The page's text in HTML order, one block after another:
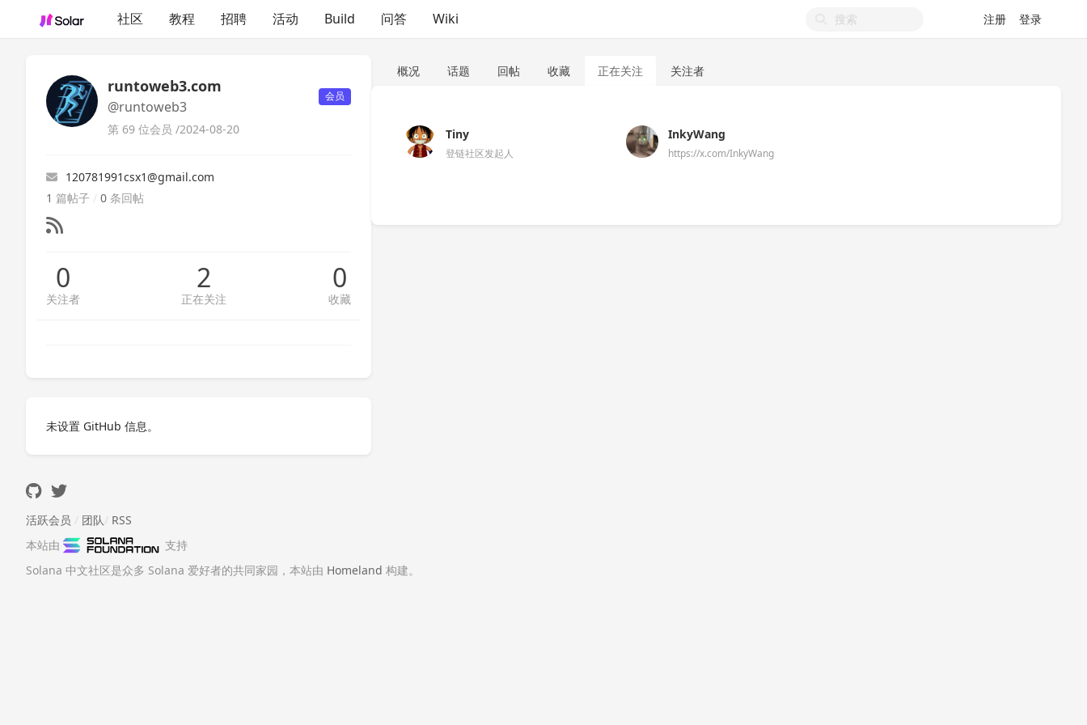
社区 教程 招聘 活动 Build 问答 Wiki 注册 登录
runtoweb3.com
@runtoweb3
会员
第 69 位会员 /2024-08-20
120781991csx1@gmail.com
1 篇帖子 / 0 条回帖
0
关注者
2
正在关注
0
收藏
未设置 GitHub 信息。
概况 话题 回帖 收藏 正在关注 关注者
Tiny
登链社区发起人
InkyWang
https://x.com/InkyWang
活跃会员 / 团队/ RSS
本站由
支持
Solana 中文社区是众多 Solana 爱好者的共同家园，本站由 Homeland 构建。